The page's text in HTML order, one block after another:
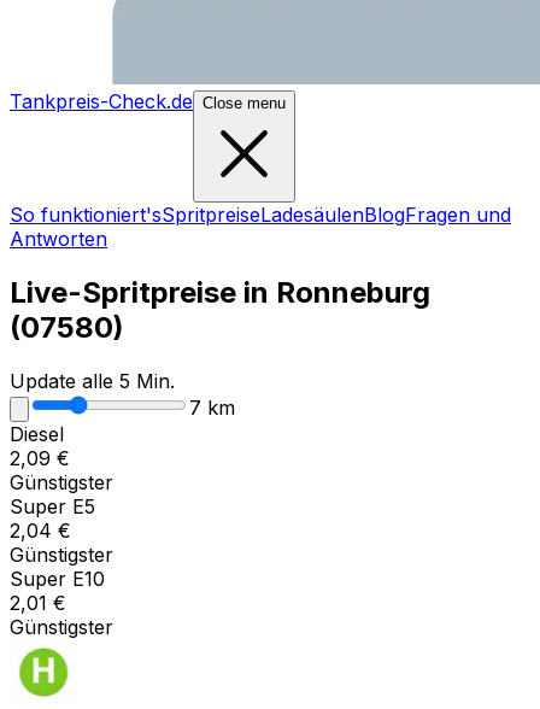
Tankpreis-Check.de Close menu
So funktioniert'sSpritpreiseLadesäulenBlogFragen und
Antworten
Live-Spritpreise in Ronneburg
(07580)
Update alle 5 Min.
7 km
Diesel
2,09 €
Günstigster
Super E5
2,04 €
Günstigster
Super E10
2,01 €
Günstigster